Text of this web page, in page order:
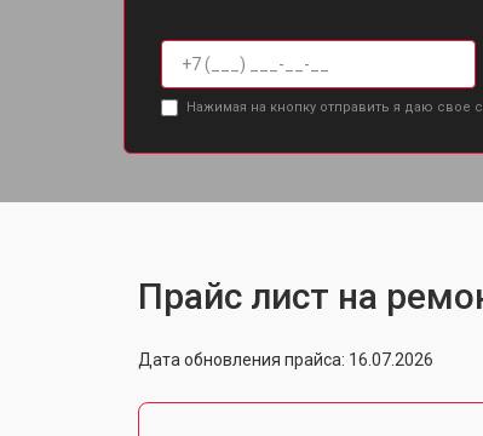
Нажимая на кнопку отправить я даю свое
Прайс лист на
Дата обновления прайса: 16.07.2026